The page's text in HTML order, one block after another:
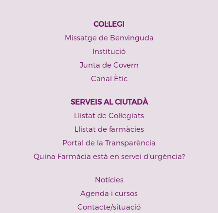
COL·LEGI
Missatge de Benvinguda
Institució
Junta de Govern
Canal Ètic
SERVEIS AL CIUTADÀ
Llistat de Col·legiats
Llistat de farmàcies
Portal de la Transparència
Quina Farmàcia està en servei d'urgència?
Notícies
Agenda i cursos
Contacte/situació